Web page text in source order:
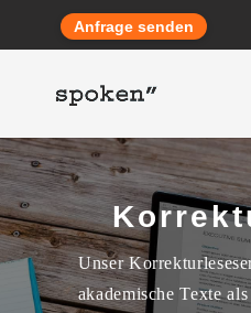
Anfrage senden
Unser
akademische Texte